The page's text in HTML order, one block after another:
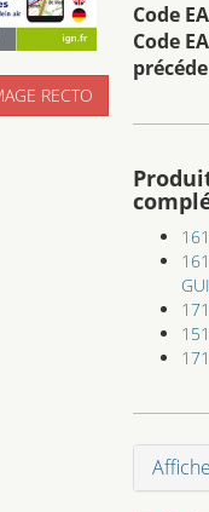
RECTO
Code
Code